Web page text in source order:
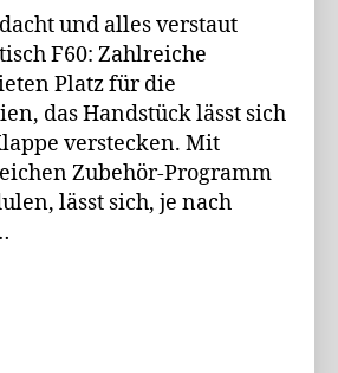
und alles verstaut
F60: Zahlreiche
Platz für die
das Handstück lässt sich
verstecken. Mit
Zubehör-Programm
lässt sich, je nach